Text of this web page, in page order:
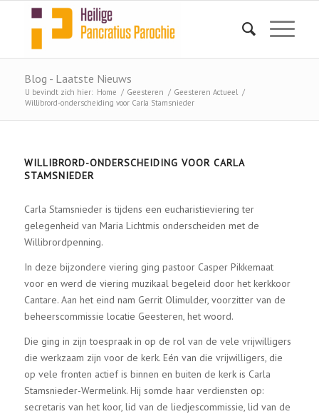
Blog - Laatste Nieuws
U bevindt zich hier: Home / Geesteren / Geesteren Actueel /
Willibrord-onderscheiding voor Carla Stamsnieder
WILLIBRORD-ONDERSCHEIDING VOOR CARLA
STAMSNIEDER
Carla Stamsnieder is tijdens een eucharistieviering ter
gelegenheid van Maria Lichtmis onderscheiden met de
Willibrordpenning.
In deze bijzondere viering ging pastoor Casper Pikkemaat
voor en werd de viering muzikaal begeleid door het kerkkoor
Cantare. Aan het eind nam Gerrit Olimulder, voorzitter van de
beheerscommissie locatie Geesteren, het woord.
Die ging in zijn toespraak in op de rol van de vele vrijwilligers
die werkzaam zijn voor de kerk. Eén van die vrijwilligers, die
op vele fronten actief is binnen en buiten de kerk is Carla
Stamsnieder-Wermelink. Hij somde haar verdiensten op:
secretaris van het koor, lid van de liedjescommissie, lid van de